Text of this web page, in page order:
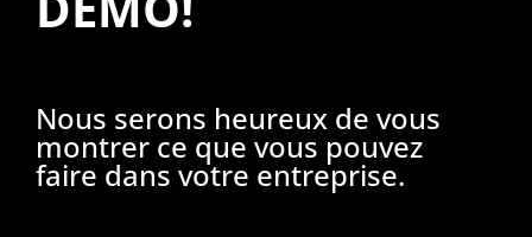
Nous serons heureux de vous
montrer ce que vous pouvez
faire dans votre entreprise.